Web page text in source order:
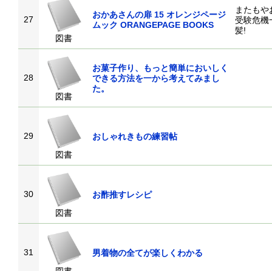
27
図書
おかあさんの扉 15 オレンジページ
ムック ORANGEPAGE BOOKS
またもや
受験危機
髪!
28
図書
お菓子作り、もっと簡単においしく
できる方法を一から考えてみまし
た。
29
図書
おしゃれきもの練習帖
30
図書
お酢推すレシピ
31
男着物の全てが楽しくわかる